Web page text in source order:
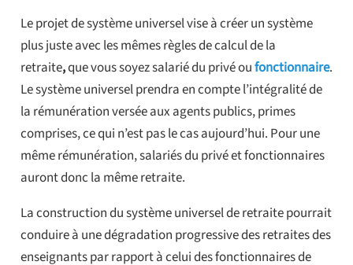
Le projet de système universel vise à créer un système
plus juste avec les mêmes règles de calcul de la
retraite,que vous soyez salarié du privé oufonctionnaire.
Le système universel prendra en compte l’intégralité de
la rémunération versée aux agents publics, primes
comprises, ce qui n’est pas le cas aujourd’hui. Pour une
même rémunération, salariés du privé et fonctionnaires
auront donc la même retraite.
La construction du système universel de retraite pourrait
conduire à une dégradation progressive des retraites des
enseignants par rapport à celui des fonctionnaires de